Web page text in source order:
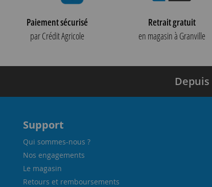
Paiement sécurisé
par Crédit Agricole
Retrait gratuit
en magasin à Granville
Support
Qui sommes-nous ?
Nos engagements
Le magasin
Retours et remboursements